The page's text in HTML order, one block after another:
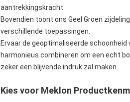
aantrekkingskracht.
Bovendien toont ons Geel Groen
verschillende toepassingen.
Ervaar de geoptimaliseerde schoonheid
harmonieus combineren om een echt
zeker een blijvende indruk zal maken.
Kies voor Meklon